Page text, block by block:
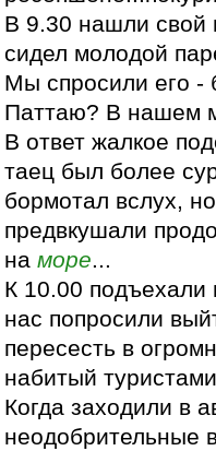
В 9.30 нашли свой
сидел молодой
Мы спросили его -
Паттаю? В нашем
В ответ жалкое
таец был более
бормотал вслух,
предвкушали
наморе...
К 10.00 подъехали
нас попросили
пересесть в
набитый
Когда заходили в
неодобрительные